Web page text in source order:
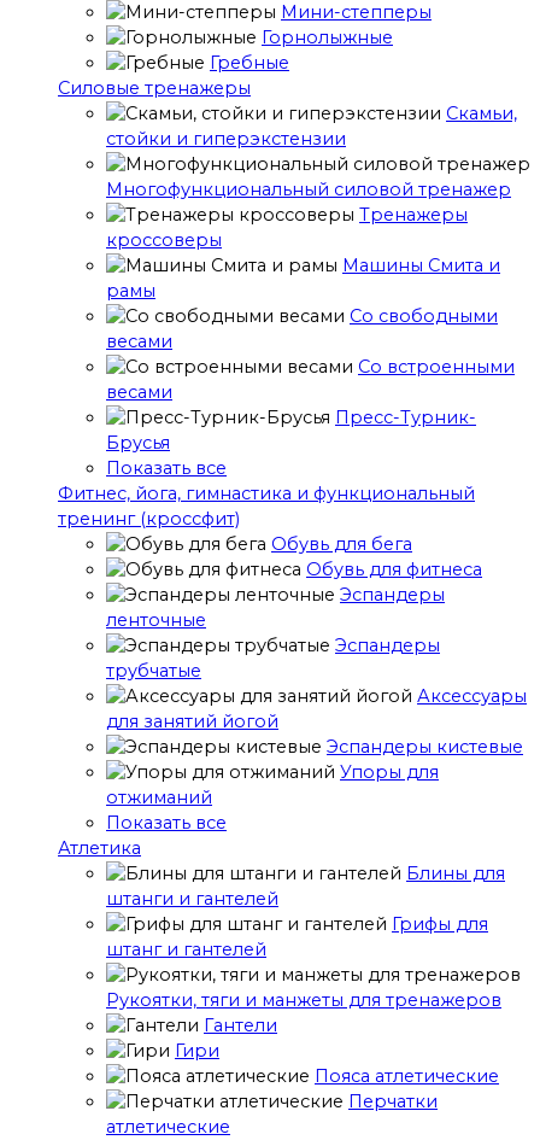
Мини-степперы
Горнолыжные
Гребные
Cиловые тренажеры
Скамьи,
стойки и гиперэкстензии
Многофункциональный силовой тренажер
Тренажеры
кроссоверы
Машины Смита и
рамы
Со свободными
весами
Со встроенными
весами
Пресс-Турник-
Брусья
Показать все
Фитнес, йога, гимнастика и функциональный
тренинг (кроссфит)
Обувь для бега
Обувь для фитнеса
Эспандеры
ленточные
Эспандеры
трубчатые
Аксессуары
для занятий йогой
Эспандеры кистевые
Упоры для
отжиманий
Показать все
Атлетика
Блины для
штанги и гантелей
Грифы для
штанг и гантелей
Рукоятки, тяги и манжеты для тренажеров
Гантели
Гири
Пояса атлетические
Перчатки
атлетические